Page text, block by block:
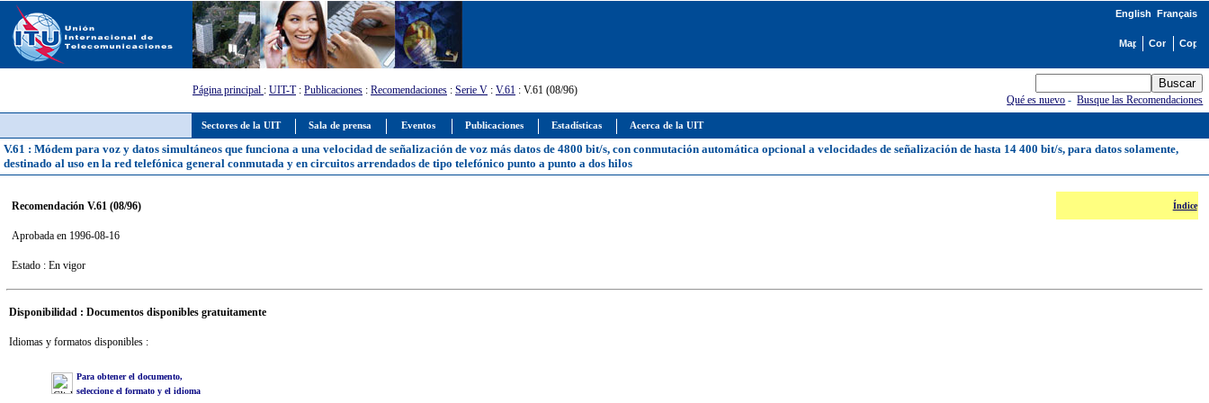
Sectores de la UIT Sala de prensa Eventos Publicaciones Estadísticas Acerca de la UIT
English Français
Página principal : UIT-T: Publicaciones : Recomendaciones : Serie V : V.61 : V.61 (08/96)
Qué es nuevo -Busque las Recomendaciones
V.61 : Módem para voz y datos simultáneos que funciona a una velocidad de señalización de voz más datos de 4800 bit/s, con conmutación automática opcional a velocidades de señalización de hasta 14 400 bit/s, para datos solamente,
destinado al uso en la red telefónica general conmutada y en circuitos arrendados de tipo telefónico punto a punto a dos hilos
Recomendación V.61 (08/96)
Aprobada en 1996-08-16
Estado : En vigor
Índice
Disponibilidad : Documentos disponibles gratuitamente
Idiomas y formatos disponibles :
Para obtener el documento,
seleccione el formato y el idioma